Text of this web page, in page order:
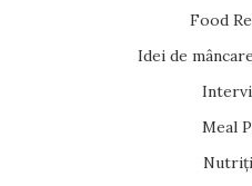
Food
Idei de
Meal